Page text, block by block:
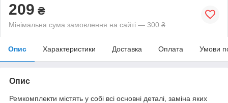
209 ₴
Мінімальна сума замовлення на сайті — 300 ₴
Опис Характеристики Доставка Оплата Умови
Опис
Ремкомплекти містять у собі всі основні деталі, заміна яких